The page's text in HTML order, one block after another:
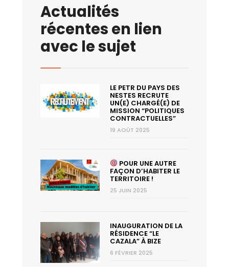
Actualités
récentes en lien
avec le sujet
LE PETR DU PAYS DES
NESTES RECRUTE
UN(E) CHARGÉ(E) DE
MISSION “POLITIQUES
CONTRACTUELLES”
19 AOÛT 2025
POUR UNE AUTRE
FAÇON D’HABITER LE
TERRITOIRE !
25 JUIN 2025
INAUGURATION DE LA
RÉSIDENCE “LE
CAZALA” À BIZE
6 FÉVRIER 2025